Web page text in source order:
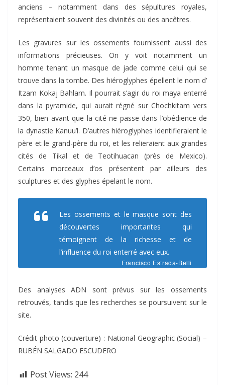
anciens – notamment dans des sépultures royales,
représentaient souvent des divinités ou des ancêtres.
Les gravures sur les ossements fournissent aussi des
informations précieuses. On y voit notamment un
homme tenant un masque de jade comme celui qui se
trouve dans la tombe. Des hiéroglyphes épellent le nom d’
Itzam Kokaj Bahlam. Il pourrait s’agir du roi maya enterré
dans la pyramide, qui aurait régné sur Chochkitam vers
350, bien avant que la cité ne passe dans l’obédience de
la dynastie Kanuu’l. D’autres hiéroglyphes identifieraient le
père et le grand-père du roi, et les relieraient aux grandes
cités de Tikal et de Teotihuacan (près de Mexico).
Certains morceaux d’os présentent par ailleurs des
sculptures et des glyphes épelant le nom.
Les ossements et le masque sont des
découvertes importantes qui
témoignent de la richesse et de
l’influence du roi enterré avec eux.
Francisco Estrada-Belli
Des analyses ADN sont prévus sur les ossements
retrouvés, tandis que les recherches se poursuivent sur le
site.
Crédit photo (couverture) : National Geographic (Social) –
RUBÉN SALGADO ESCUDERO
Post Views: 244